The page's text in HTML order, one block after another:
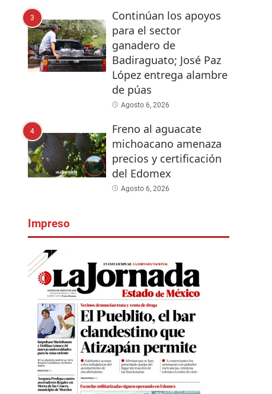
3
Continúan los apoyos
para el sector
ganadero de
Badiraguato; José Paz
López entrega alambre
de púas
Agosto 6, 2026
4
Freno al aguacate
michoacano amenaza
precios y certificación
del Edomex
Agosto 6, 2026
Impreso